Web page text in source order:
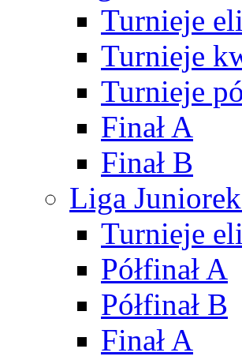
Turnieje
Turnieje
Turnieje
Finał A
Finał B
Liga
Turnieje
Półfinał A
Półfinał B
Finał A